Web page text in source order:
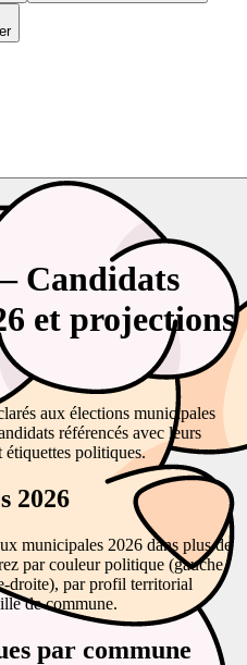
Candidats
et projections
aux élections municipales
référencés avec leurs
étiquettes politiques.
2026
municipales 2026 dans plus de
par couleur politique (gauche,
droite), par profil territorial
de commune.
par commune